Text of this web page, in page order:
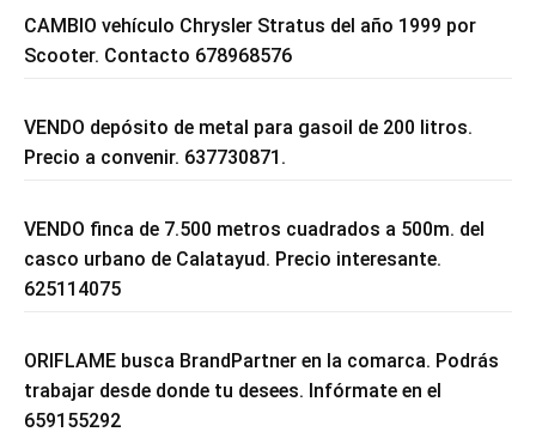
CAMBIO vehículo Chrysler Stratus del año 1999 por
Scooter. Contacto 678968576
VENDO depósito de metal para gasoil de 200 litros.
Precio a convenir. 637730871.
VENDO finca de 7.500 metros cuadrados a 500m. del
casco urbano de Calatayud. Precio interesante.
625114075
ORIFLAME busca BrandPartner en la comarca. Podrás
trabajar desde donde tu desees. Infórmate en el
659155292